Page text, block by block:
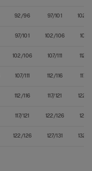
92/96 97/101 102/
97/101 102/106 107/
102/106 107/111 112/
107/111 112/116 117/
112/116 117/121 122/
117/121 122/126 127/
122/126 127/131 132/